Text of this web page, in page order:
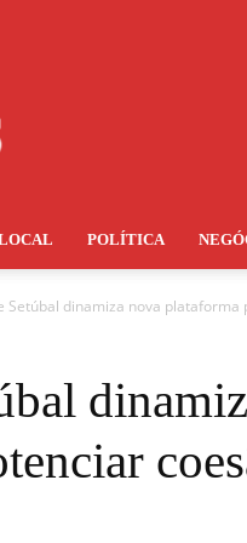
POLÍTICA
Setúbal dinamiza nova